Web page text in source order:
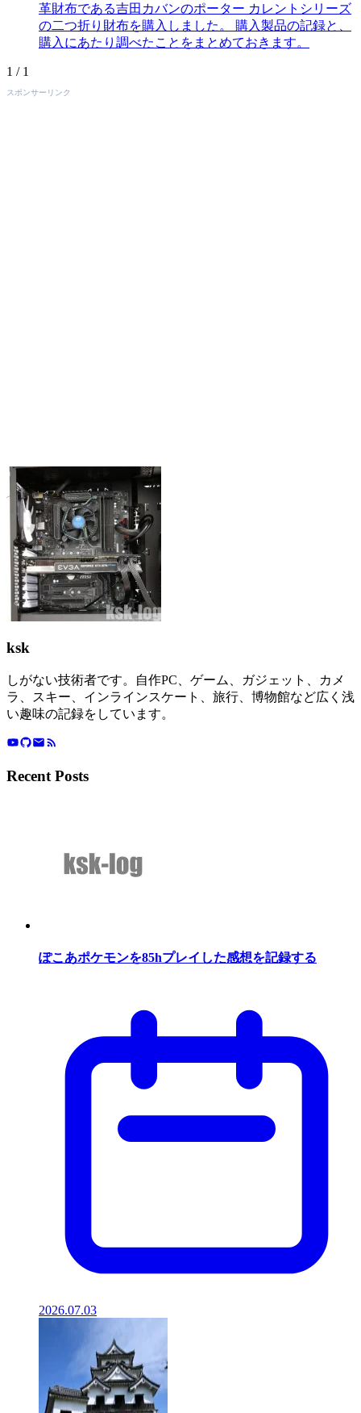
革財布である吉田カバンのポーター カレントシリーズ
の二つ折り財布を購入しました。 購入製品の記録と、
購入にあたり調べたことをまとめておきます。
1 / 1
スポンサーリンク
ksk
しがない技術者です。自作PC、ゲーム、ガジェット、カメ
ラ、スキー、インラインスケート、旅行、博物館など広く浅
い趣味の記録をしています。
Recent Posts
ぽこあポケモンを85hプレイした感想を記録する
2026.07.03